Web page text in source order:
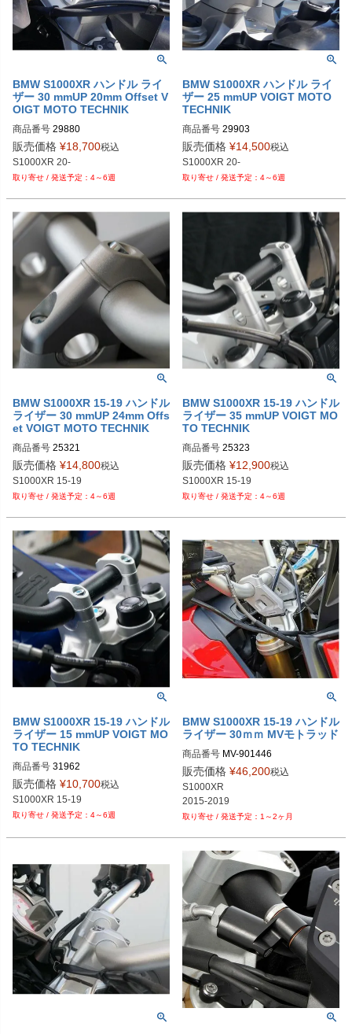
BMW S1000XR ハンドル ライ
ザー 30 mmUP 20mm Offset V
OIGT MOTO TECHNIK
商品番号 29880
販売価格 ¥18,700税込
4～6週
BMW S1000XR ハンドル ライ
ザー 25 mmUP VOIGT MOTO
TECHNIK
商品番号 29903
販売価格 ¥14,500税込
4～6週
BMW S1000XR 15-19 ハンドル
ライザー 30 mmUP 24mm Offs
et VOIGT MOTO TECHNIK
商品番号
販売価格 ¥14,800税込
4～6週
BMW S1000XR 15-19 ハンドル
ライザー 35 mmUP VOIGT MO
TO TECHNIK
商品番号
販売価格 ¥12,900税込
4～6週
BMW S1000XR 15-19 ハンドル
ライザー 15 mmUP VOIGT MO
TO TECHNIK
商品番号 31962
販売価格 ¥10,700税込
4～6週
BMW S1000XR 15-19 ハンドル
ライザー 30ｍｍ MVモトラッド
商品番号 MV-901446
メーカー品番：901446
販売価格 ¥46,200税込
S1000XR
2015-2019
1～2ヶ月